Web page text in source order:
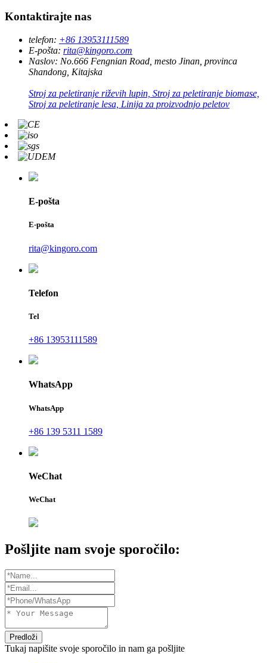
Kontaktirajte nas
telefon: +86 13953111589
E-pošta: rita@kingoro.com
Naslov: No.666 Fengnian Road, mesto Jinan, provinca
Shandong, Kitajska
Stroj za peletiranje riževih lupin, Stroj za peletiranje biomase,
Stroj za peletiranje lesa, Linija za proizvodnjo peletov
E-pošta
E-pošta
rita@kingoro.com
Telefon
Tel
+86 13953111589
WhatsApp
WhatsApp
+86 139 5311 1589
WeChat
WeChat
Pošljite nam svoje sporočilo:
Predloži
Tukaj napišite svoje sporočilo in nam ga pošljite